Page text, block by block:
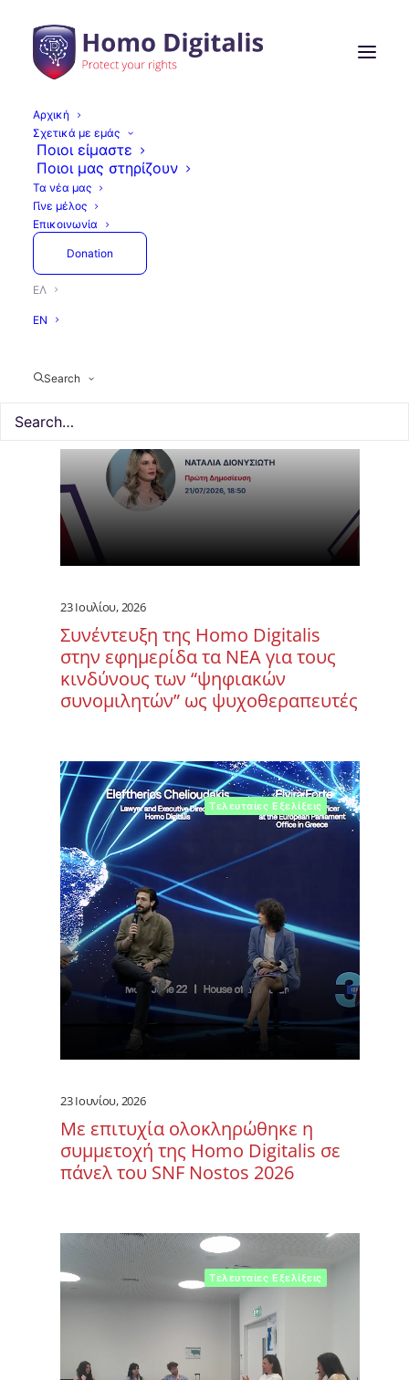
Αρχική
Σχετικά με εμάς
Ποιοι είμαστε
Ποιοι μας στηρίζουν
Τα νέα μας
Γίνε μέλος
Επικοινωνία
Donation
ΕΛ
EN
Search
Όλα Τελευταίες Εξελίξεις
23 Ιουλίου, 2026
Συνέντευξη της Homo Digitalis
στην εφημερίδα τα ΝΕΑ για τους
κινδύνους των “ψηφιακών
συνομιλητών” ως ψυχοθεραπευτές
Τελευταίες Εξελίξεις
23 Ιουνίου, 2026
Με επιτυχία ολοκληρώθηκε η
συμμετοχή της Homo Digitalis σε
πάνελ του SNF Nostos 2026
Τελευταίες Εξελίξεις